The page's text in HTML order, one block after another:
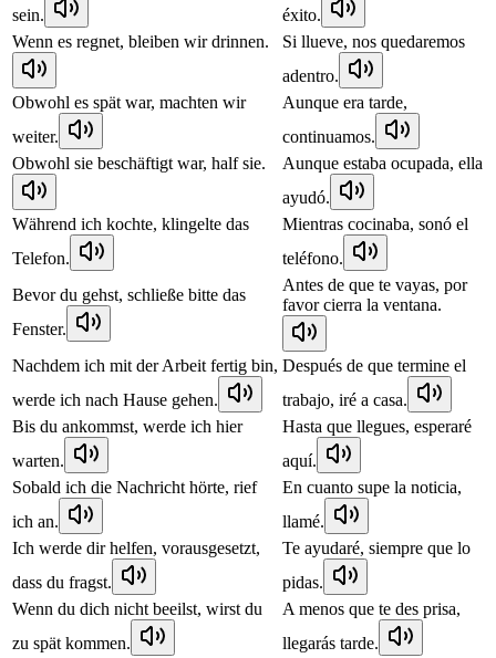
sein.
éxito.
Wenn es regnet, bleiben wir drinnen.
Si llueve, nos quedaremos
adentro.
Obwohl es spät war, machten wir
weiter.
Aunque era tarde,
continuamos.
Obwohl sie beschäftigt war, half sie.
Aunque estaba ocupada, ella
ayudó.
Während ich kochte, klingelte das
Telefon.
Mientras cocinaba, sonó el
teléfono.
Bevor du gehst, schließe bitte das
Fenster.
Antes de que te vayas, por
favor cierra la ventana.
Nachdem ich mit der Arbeit fertig bin,
werde ich nach Hause gehen.
Después de que termine el
trabajo, iré a casa.
Bis du ankommst, werde ich hier
warten.
Hasta que llegues, esperaré
aquí.
Sobald ich die Nachricht hörte, rief
ich an.
En cuanto supe la noticia,
llamé.
Ich werde dir helfen, vorausgesetzt,
dass du fragst.
Te ayudaré, siempre que lo
pidas.
Wenn du dich nicht beeilst, wirst du
zu spät kommen.
A menos que te des prisa,
llegarás tarde.